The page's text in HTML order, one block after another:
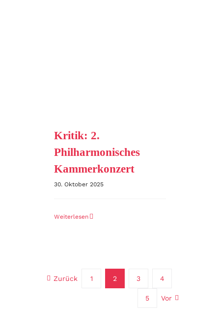
Kritik: 2.
Philharmonisches
Kammerkonzert
30. Oktober 2025
Weiterlesen
Zurück 1 2 3 4
5 Vor